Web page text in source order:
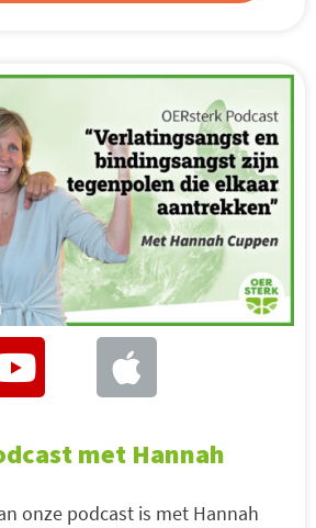
met Hannah
onze podcast is met Hannah